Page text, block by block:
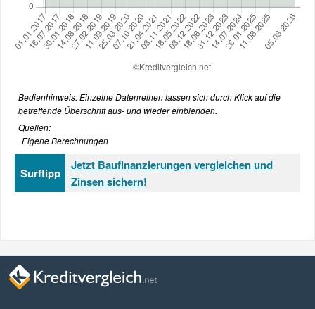
Bedienhinweis: Einzelne Datenreihen lassen sich durch Klick auf die
betreffende Überschrift aus- und wieder einblenden.
Quellen:
Eigene Berechnungen
Surftipp
Jetzt Baufinanzierungen vergleichen und
Zinsen sichern!